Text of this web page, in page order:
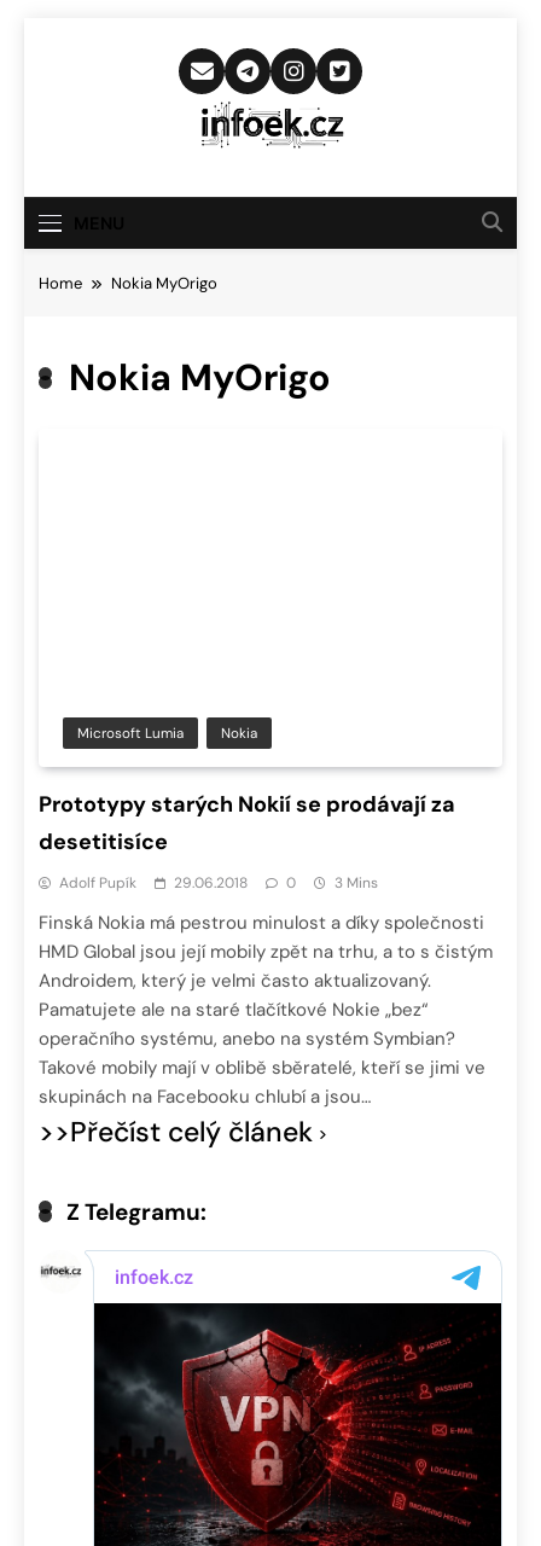
Infoek.cz
Novinkám
Home Nokia MyOrigo
Nokia MyOrigo
Microsoft Lumia Nokia
Prototypy starých Nokií se prodávají za
desetitisíce
Adolf Pupík 29.06.2018 0 3 Mins
Finská Nokia má pestrou minulost a díky společnosti
HMD Global jsou její mobily zpět na trhu, a to s čistým
Androidem, který je velmi často aktualizovaný.
Pamatujete ale na staré tlačítkové Nokie „bez“
operačního systému, anebo na systém Symbian?
Takové mobily mají v oblibě sběratelé, kteří se jimi ve
skupinách na Facebooku chlubí a jsou…
>>Přečíst celý článek
Z Telegramu: